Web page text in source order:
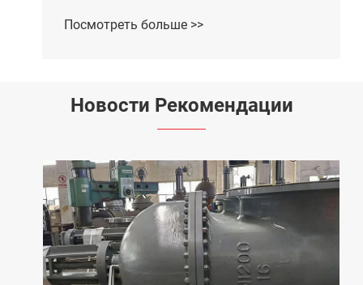
Посмотреть больше >>
Новости Рекомендации